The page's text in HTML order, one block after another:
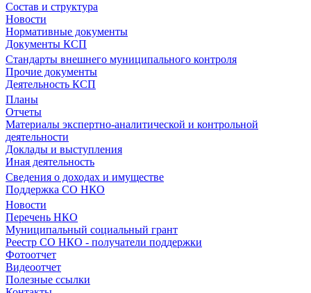
Состав и структура
Новости
Нормативные документы
Документы КСП
Стандарты внешнего муниципального контроля
Прочие документы
Деятельность КСП
Планы
Отчеты
Материалы экспертно-аналитической и контрольной
деятельности
Доклады и выступления
Иная деятельность
Сведения о доходах и имуществе
Поддержка СО НКО
Новости
Перечень НКО
Муниципальный социальный грант
Реестр СО НКО - получатели поддержки
Фотоотчет
Видеоотчет
Полезные ссылки